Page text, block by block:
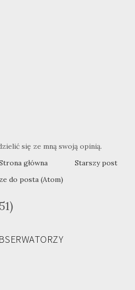
się ze mną swoją opinią.
Starszy post
główna
do posta (Atom)